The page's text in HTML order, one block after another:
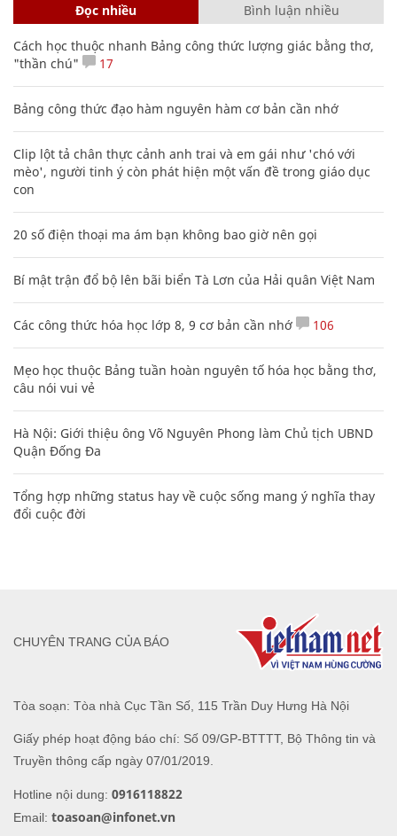
Đọc nhiều Bình luận nhiều
Cách học thuộc nhanh Bảng công thức lượng giác bằng thơ,
"thần chú"
17
Bảng công thức đạo hàm nguyên hàm cơ bản cần nhớ
Clip lột tả chân thực cảnh anh trai và em gái như 'chó với
mèo', người tinh ý còn phát hiện một vấn đề trong giáo dục
con
20 số điện thoại ma ám bạn không bao giờ nên gọi
Bí mật trận đổ bộ lên bãi biển Tà Lơn của Hải quân Việt Nam
Các công thức hóa học lớp 8, 9 cơ bản cần nhớ 106
Mẹo học thuộc Bảng tuần hoàn nguyên tố hóa học bằng thơ,
câu nói vui vẻ
Hà Nội: Giới thiệu ông Võ Nguyên Phong làm Chủ tịch UBND
Quận Đống Đa
Tổng hợp những status hay về cuộc sống mang ý nghĩa thay
đổi cuộc đời
Tòa soạn: Tòa nhà Cục Tần Số, 115 Trần Duy Hưng Hà Nội
Giấy phép hoạt động báo chí: Số 09/GP-BTTTT, Bộ Thông tin và
Truyền thông cấp ngày 07/01/2019.
Hotline nội dung: 0916118822
Email: toasoan@infonet.vn
CHUYÊN TRANG CỦA BÁO